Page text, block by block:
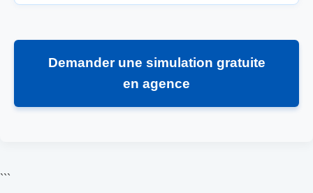
Demander une simulation gratuite
en agence
```